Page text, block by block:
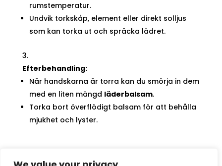
rumstemperatur.
Undvik torkskåp, element eller direkt solljus
som kan torka ut och spräcka lädret.
Efterbehandling:
När handskarna är torra kan du smörja in dem
med en liten mängd läderbalsam.
Torka bort överflödigt balsam för att behålla
mjukhet och lyster.